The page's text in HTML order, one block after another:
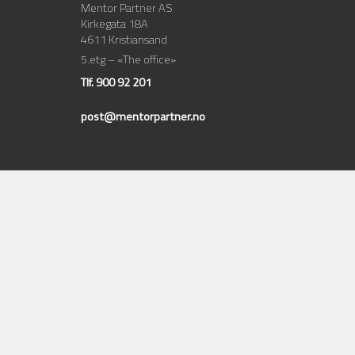
Mentor Partner AS
Kirkegata 18A
4611 Kristiansand
5.etg – «The office»
Tlf. 900 92 201
post@mentorpartner.no